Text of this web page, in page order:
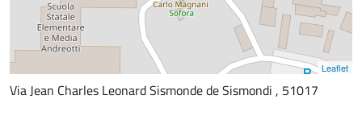
Leaflet
Via Jean Charles Leonard Sismonde de Sismondi , 51017